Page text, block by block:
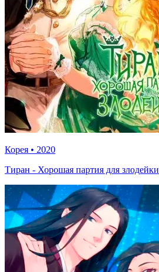
Корея • 2020
Тиран - Хорошая партия для злодейки